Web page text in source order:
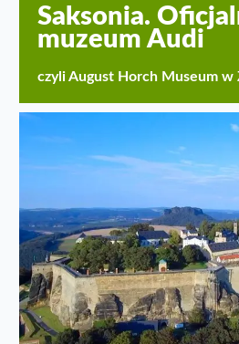
Saksonia.
muzeum Audi
czyli August Horch Museum w